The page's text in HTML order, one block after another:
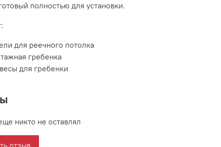
полностью для установки.
для реечного потолка
гребенка
для гребенки
никто не оставлял